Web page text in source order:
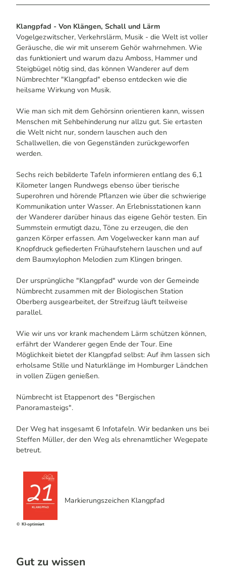
Klangpfad - Von Klängen, Schall und Lärm
Vogelgezwitscher, Verkehrslärm, Musik - die Welt ist voller
Geräusche, die wir mit unserem Gehör wahrnehmen. Wie
das funktioniert und warum dazu Amboss, Hammer und
Steigbügel nötig sind, das können Wanderer auf dem
Nümbrechter "Klangpfad" ebenso entdecken wie die
heilsame Wirkung von Musik.
Wie man sich mit dem Gehörsinn orientieren kann, wissen
Menschen mit Sehbehinderung nur allzu gut. Sie ertasten
die Welt nicht nur, sondern lauschen auch den
Schallwellen, die von Gegenständen zurückgeworfen
werden.
Sechs reich bebilderte Tafeln informieren entlang des 6,1
Kilometer langen Rundwegs ebenso über tierische
Superohren und hörende Pflanzen wie über die schwierige
Kommunikation unter Wasser. An Erlebnisstationen kann
der Wanderer darüber hinaus das eigene Gehör testen. Ein
Summstein ermutigt dazu, Töne zu erzeugen, die den
ganzen Körper erfassen. Am Vogelwecker kann man auf
Knopfdruck gefiederten Frühaufstehern lauschen und auf
dem Baumxylophon Melodien zum Klingen bringen.
Der ursprüngliche "Klangpfad" wurde von der Gemeinde
Nümbrecht zusammen mit der Biologischen Station
Oberberg ausgearbeitet, der Streifzug läuft teilweise
parallel.
Wie wir uns vor krank machendem Lärm schützen können,
erfährt der Wanderer gegen Ende der Tour. Eine
Möglichkeit bietet der Klangpfad selbst: Auf ihm lassen sich
erholsame Stille und Naturklänge im Homburger Ländchen
in vollen Zügen genießen.
Nümbrecht ist Etappenort des "Bergischen
Panoramasteigs".
Der Weg hat insgesamt 6 Infotafeln. Wir bedanken uns bei
Steffen Müller, der den Weg als ehrenamtlicher Wegepate
betreut.
© KI-optimiert
Markierungszeichen Klangpfad
Gut zu wissen